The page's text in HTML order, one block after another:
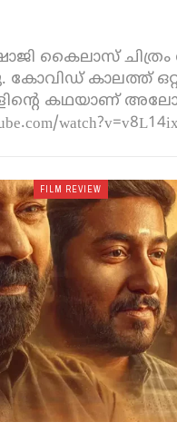
കെെലാസ്
കാലത്ത്
കഥയാണ്
FILM REVIEW